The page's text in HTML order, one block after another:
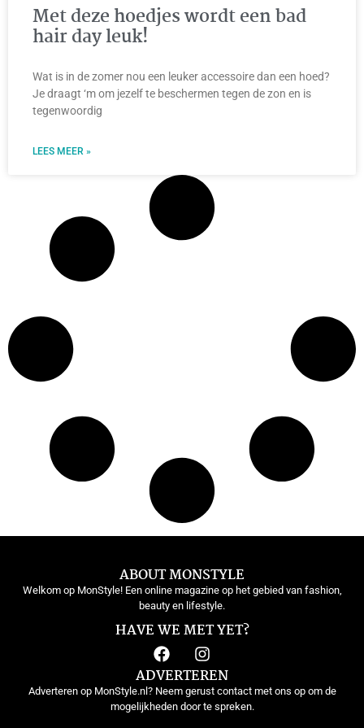
Met deze hoedjes wordt een bad
hair day leuk!
Wat is in de zomer nou een leuker accessoire dan een hoed?
Je draagt ‘m om jezelf te beschermen tegen de zon en is
tegenwoordig
LEES MEER »
ABOUT MONSTYLE
Welkom op MonStyle! Een online magazine op het gebied van fashion,
beauty en lifestyle.
HAVE WE MET YET?
ADVERTEREN
Adverteren op MonStyle.nl? Neem gerust contact met ons op om de
mogelijkheden door te spreken.